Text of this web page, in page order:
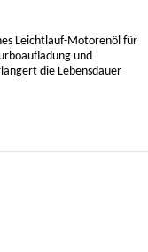
Leichtlauf-Motorenöl für
und
die Lebensdauer